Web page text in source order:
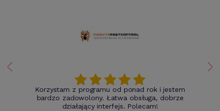
Korzystam z programu od ponad rok i jestem
bardzo zadowolony. Łatwa obsługa, dobrze
działający interfejs. Polecam!